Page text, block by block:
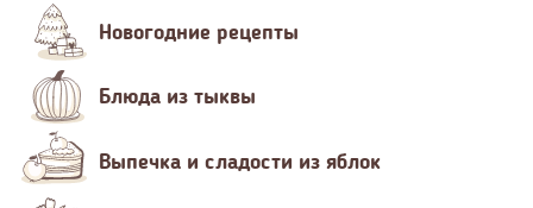
Новогодние рецепты
Блюда из тыквы
Выпечка и сладости из яблок